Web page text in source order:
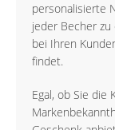
personalisierte
jeder Becher
bei Ihren
findet.
Egal, ob Sie die